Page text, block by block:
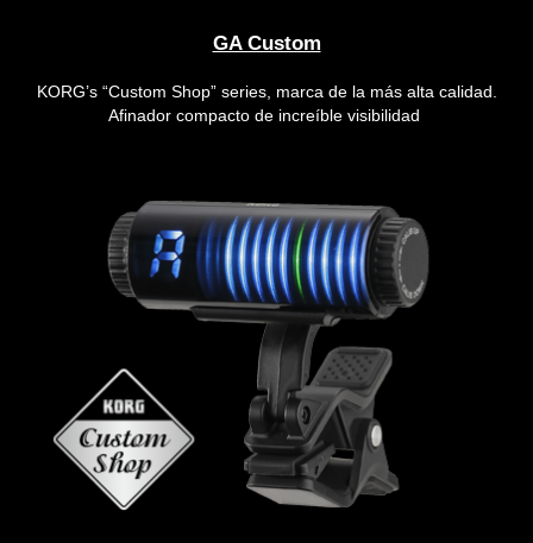
GA Custom
KORG’s “Custom Shop” series, marca de la más alta calidad.
Afinador compacto de increíble visibilidad